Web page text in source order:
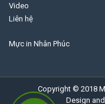
Video
Liên hệ
Mực in Nhân Phúc
Copyright © 2018
Design